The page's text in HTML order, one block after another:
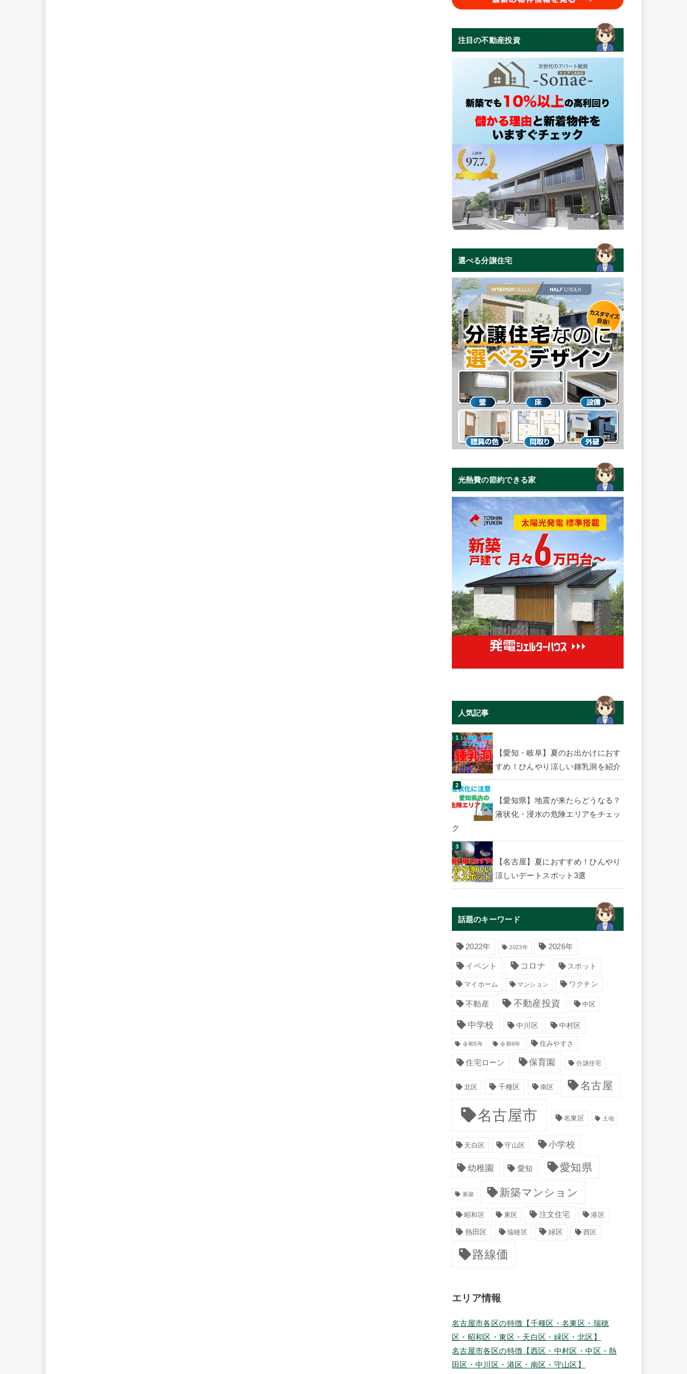
注目の不動産投資
選べる分譲住宅
光熱費の節約できる家
人気記事
【愛知・岐阜】夏のお出かけにおす
すめ！ひんやり涼しい鍾乳洞を紹介
【愛知県】地震が来たらどうなる？
液状化・浸水の危険エリアをチェッ
ク
【名古屋】夏におすすめ！ひんやり
涼しいデートスポット3選
話題のキーワード
2022年 2023年 2026年
イベント コロナ スポット
マイホーム マンション ワクチン
不動産 不動産投資 中区
中学校 中川区 中村区
令和5年 令和6年 住みやすさ
住宅ローン 保育園 分譲住宅
北区 千種区 南区 名古屋
名古屋市 名東区 土地
天白区 守山区 小学校
幼稚園 愛知 愛知県
新築 新築マンション
昭和区 東区 注文住宅 港区
熱田区 瑞穂区 緑区 西区
路線価
エリア情報
名古屋市各区の特徴【千種区・名東区・瑞穂
区・昭和区・東区・天白区・緑区・北区】
名古屋市各区の特徴【西区・中村区・中区・熱
田区・中川区・港区・南区・守山区】